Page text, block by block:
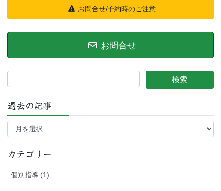
お問合せ/予約時のご注意
お問合せ
過去の記事
過
記
カテゴリー
個別指導 (1)